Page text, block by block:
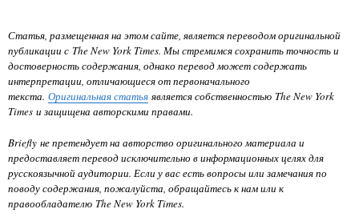
Статья, размещенная на этом сайте, является переводом оригинальной
публикации с The New York Times. Мы стремимся сохранить точность и
достоверность содержания, однако перевод может содержать
интерпретации, отличающиеся от первоначального
текста. Оригинальная статьяявляется собственностью The New York
Times и защищена авторскими правами.
Briefly не претендует на авторство оригинального материала и
предоставляет перевод исключительно в информационных целях для
русскоязычной аудитории. Если у вас есть вопросы или замечания по
поводу содержания, пожалуйста, обращайтесь к нам или к
правообладателю The New York Times.